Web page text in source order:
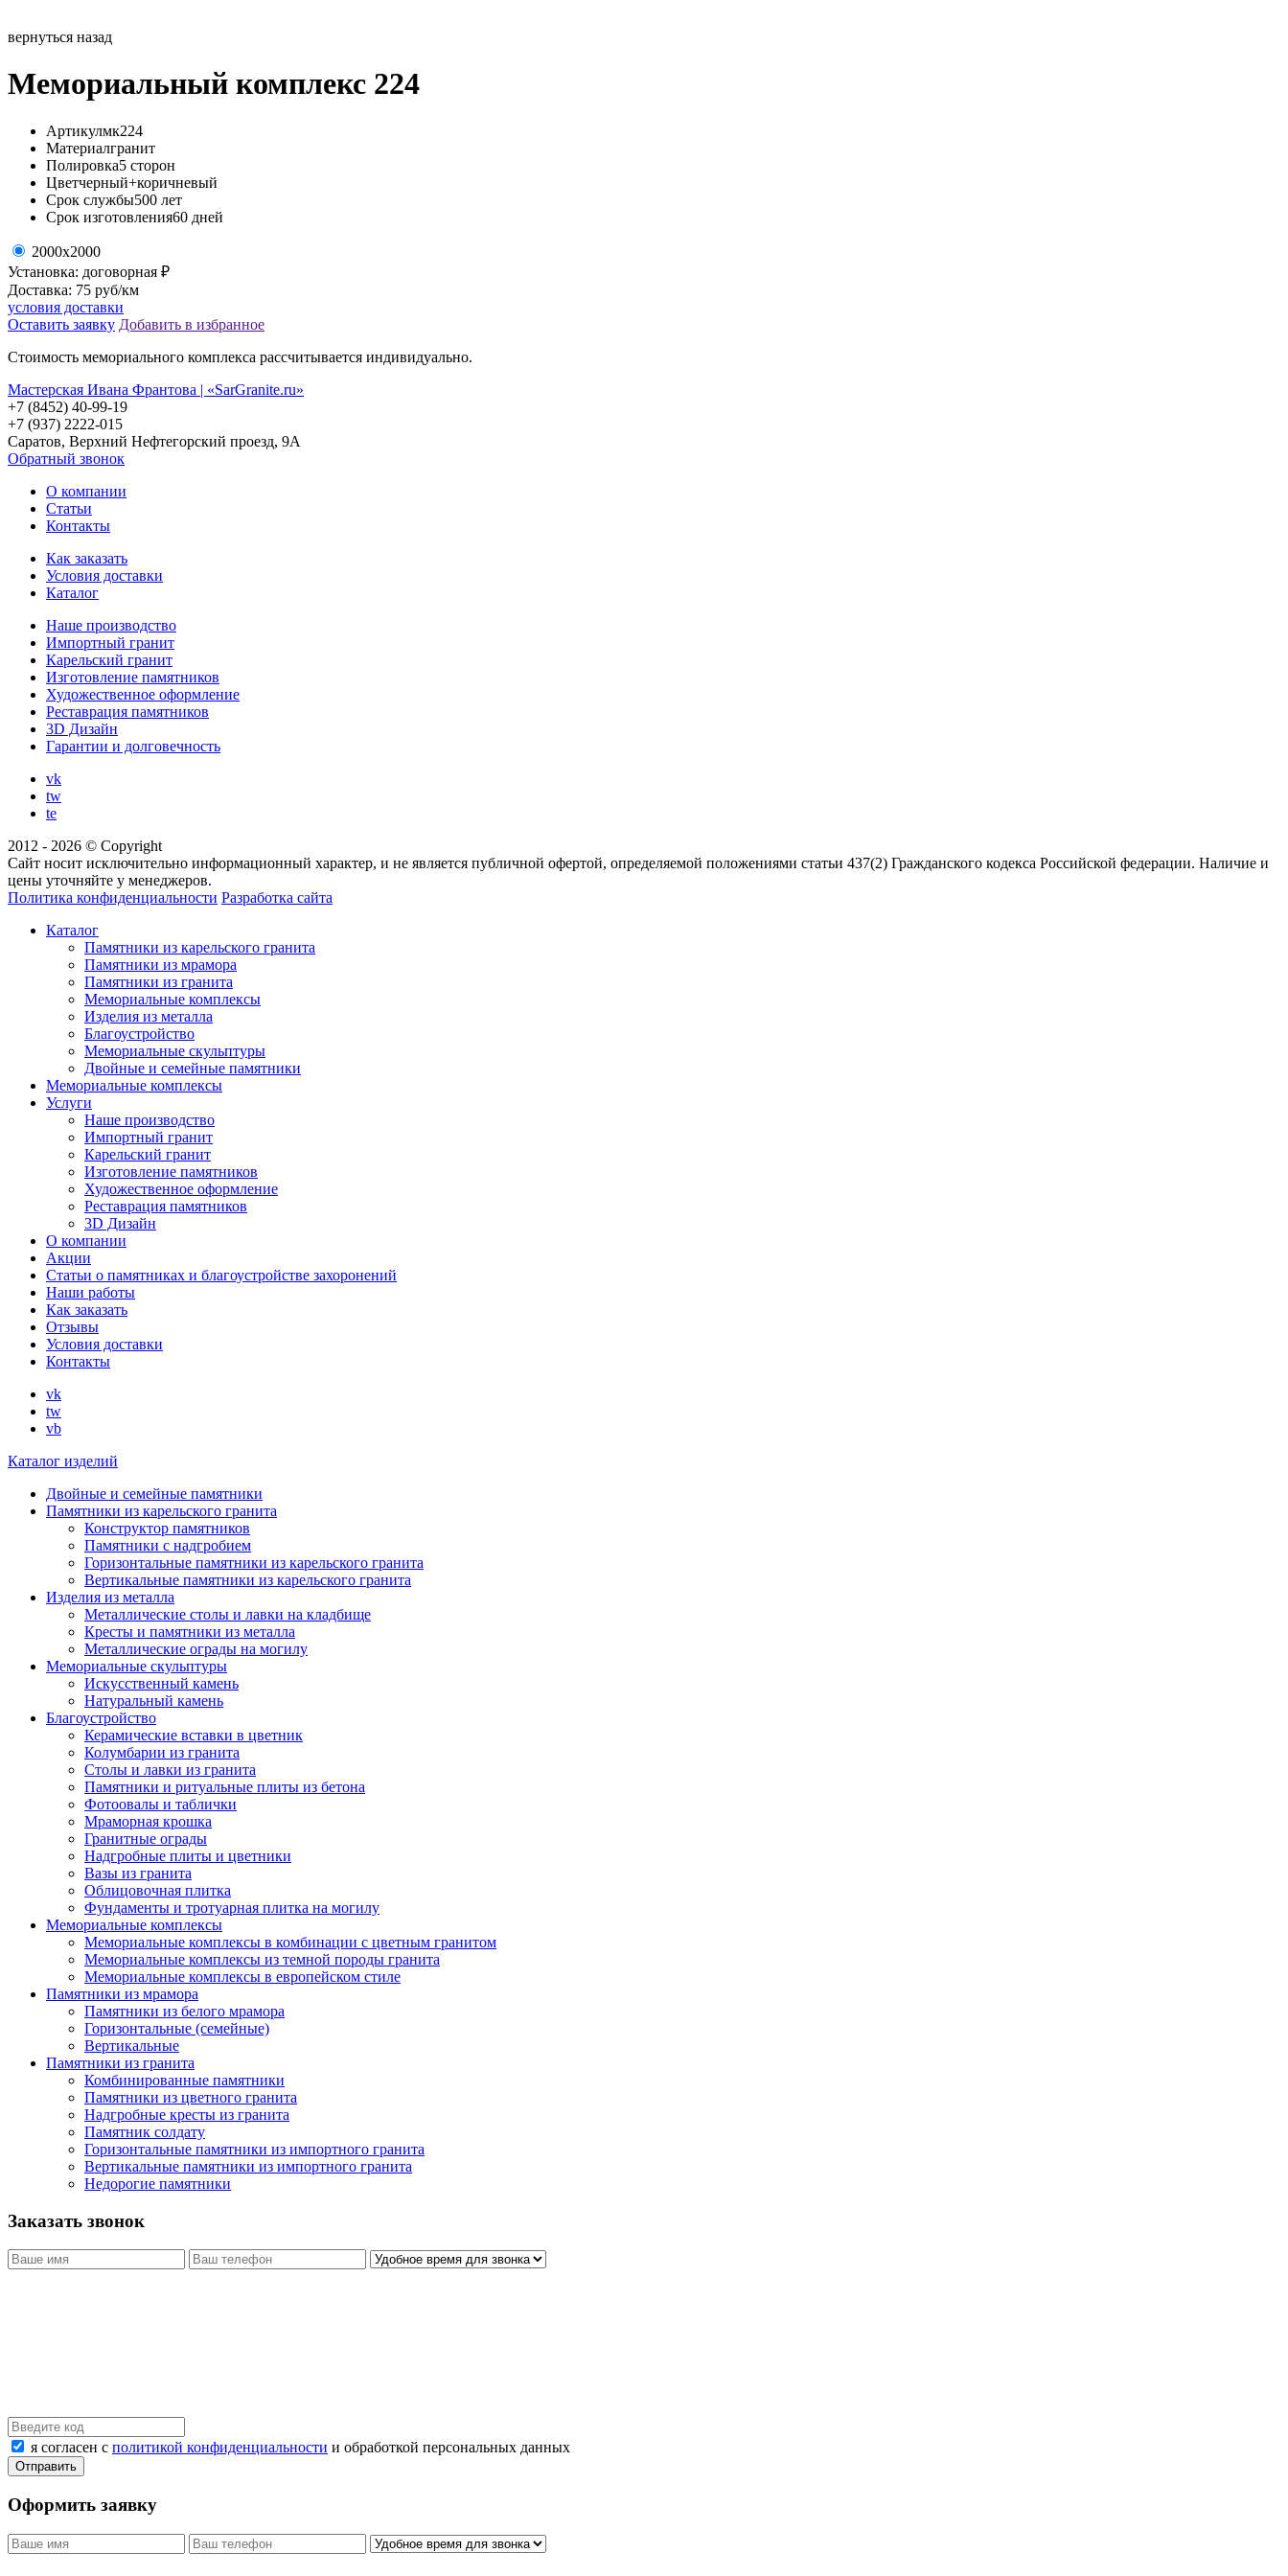
вернуться назад
Мемориальный комплекс 224
Артикулмк224
Материалгранит
Полировка5 сторон
Цветчерный+коричневый
Срок службы500 лет
Срок изготовления60 дней
2000х2000
Установка: договорная ₽
Доставка: 75 руб/км
условия доставки
Оставить заявку Добавить в избранное
Стоимость мемориального комплекса рассчитывается индивидуально.
Мастерская Ивана Франтова | «SarGranite.ru»
+7 (8452) 40-99-19
+7 (937) 2222-015
Саратов, Верхний Нефтегорский проезд, 9А
Обратный звонок
О компании
Статьи
Контакты
Как заказать
Условия доставки
Каталог
Наше производство
Импортный гранит
Карельский гранит
Изготовление памятников
Художественное оформление
Реставрация памятников
3D Дизайн
Гарантии и долговечность
vk
tw
te
2012 - 2026 © Copyright
Сайт носит исключительно информационный характер, и не является публичной офертой, определяемой положениями статьи 437(2) Гражданского кодекса Российской федерации. Наличие и
цены уточняйте у менеджеров.
Политика конфиденциальности Разработка сайта
Каталог
Памятники из карельского гранита
Памятники из мрамора
Памятники из гранита
Мемориальные комплексы
Изделия из металла
Благоустройство
Мемориальные скульптуры
Двойные и семейные памятники
Мемориальные комплексы
Услуги
Наше производство
Импортный гранит
Карельский гранит
Изготовление памятников
Художественное оформление
Реставрация памятников
3D Дизайн
О компании
Акции
Статьи о памятниках и благоустройстве захоронений
Наши работы
Как заказать
Отзывы
Условия доставки
Контакты
vk
tw
vb
Каталог изделий
Двойные и семейные памятники
Памятники из карельского гранита
Конструктор памятников
Памятники с надгробием
Горизонтальные памятники из карельского гранита
Вертикальные памятники из карельского гранита
Изделия из металла
Металлические столы и лавки на кладбище
Кресты и памятники из металла
Металлические ограды на могилу
Мемориальные скульптуры
Искусственный камень
Натуральный камень
Благоустройство
Керамические вставки в цветник
Колумбарии из гранита
Столы и лавки из гранита
Памятники и ритуальные плиты из бетона
Фотоовалы и таблички
Мраморная крошка
Гранитные ограды
Надгробные плиты и цветники
Вазы из гранита
Облицовочная плитка
Фундаменты и тротуарная плитка на могилу
Мемориальные комплексы
Мемориальные комплексы в комбинации с цветным гранитом
Мемориальные комплексы из темной породы гранита
Мемориальные комплексы в европейском стиле
Памятники из мрамора
Памятники из белого мрамора
Горизонтальные (семейные)
Вертикальные
Памятники из гранита
Комбинированные памятники
Памятники из цветного гранита
Надгробные кресты из гранита
Памятник солдату
Горизонтальные памятники из импортного гранита
Вертикальные памятники из импортного гранита
Недорогие памятники
Заказать звонок
я согласен с политикой конфиденциальности и обработкой персональных данных
Оформить заявку